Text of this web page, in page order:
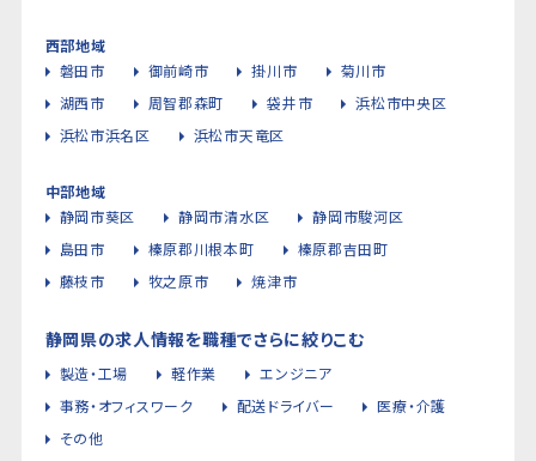
西部地域
磐田市
御前崎市 掛川市
菊川市
湖西市
周智郡森町 袋井市
浜松市中央区
浜松市浜名区
浜松市天竜区
中部地域
静岡市葵区
静岡市清水区
静岡市駿河区
島田市
榛原郡川根本町
榛原郡吉田町
藤枝市
牧之原市 焼津市
静岡県の求人情報を職種でさらに絞りこむ
製造・工場 軽作業
エンジニア
事務・オフィスワーク
配送ドライバー
医療・介護
その他